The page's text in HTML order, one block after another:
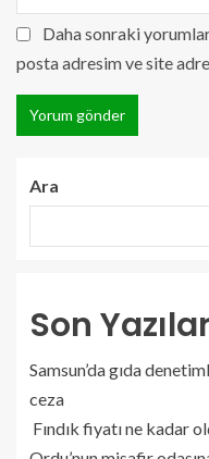
Daha sonraki
posta adresim ve site
Ara
Son
Samsun’da gıda
ceza
Fındık fiyatı ne kadar